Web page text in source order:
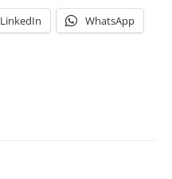
LinkedIn WhatsApp